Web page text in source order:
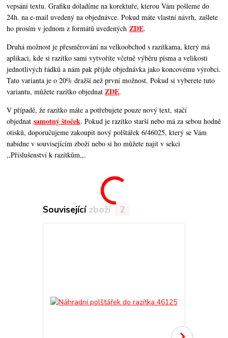
vepsání textu. Grafiku doladíme na korektuře, kterou Vám pošleme do
24h. na e-mail uvedený na objednávce. Pokud máte vlastní návrh, zašlete
ho prosím v jednom z formátů uvedenýchZDE.
Druhá možnost je přesměrování na velkoobchod s razítkama, který má
aplikaci, kde si razítko sami vytvoříte včetně výběru písma a velikosti
jednotlivých řádků a nám pak přijde objednávka jako koncovému výrobci.
Tato varianta je o 20% dražší než první možnost. Pokud si vyberete tuto
variantu, můžete razítko objednatZDE.
V případě, že razítko máte a potřebujete pouze nový text, stačí
objednatsamotný štoček. Pokud je razítko starší nebo má za sebou hodně
otisků, doporučujeme zakoupit nový polštářek 6/46025, který se Vám
nabídne v souvisejícím zboží nebo si ho můžete najít v sekci
,,Příslušenství k razítkům,,.
Související zboží 2